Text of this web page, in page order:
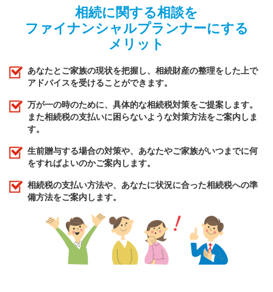
相続に関する相談を
ファイナンシャルプランナーにする
メリット
あなたとご家族の現状を把握し、相続財産の整理をした上で
アドバイスを受けることができます。
万が一の時のために、具体的な相続税対策をご提案します。
また相続税の支払いに困らないような対策方法をご案内しま
す。
生前贈与する場合の対策や、あなたやご家族がいつまでに何
をすればよいのかご案内します。
相続税の支払い方法や、あなたに状況に合った相続税への準
備方法をご案内します。